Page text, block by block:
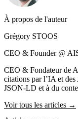
À propos de l'auteur
Grégory STOOS
CEO & Founder @
CEO & Fondateur de
citations par l’IA et
JSON-LD et à du
Voir tous les articles →